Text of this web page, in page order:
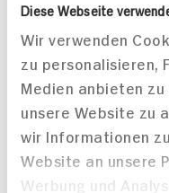
Diese Webseite
Wir verwenden
zu personalisieren,
Medien anbieten
unsere Website zu
wir Informationen
Website an unsere
Werbung und
Henglein Schupfnudeln
Pfannenfertig
500g Packung